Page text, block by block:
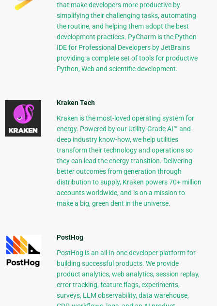
that make developers more productive by
simplifying their challenging tasks, automating
the routine, and helping them adopt the best
development practices. PyCharm is the Python
IDE for Professional Developers by JetBrains
providing a complete set of tools for productive
Python, Web and scientific development.
Kraken Tech
Kraken is the most-loved operating system for
energy. Powered by our Utility-Grade AI™ and
deep industry know-how, we help utilities
transform their technology and operations so
they can lead the energy transition. Delivering
better outcomes from generation through
distribution to supply, Kraken powers 70+ million
accounts worldwide, and is on a mission to
make a big, green dent in the universe.
PostHog
PostHog is an all-in-one developer platform for
building successful products. We provide
product analytics, web analytics, session replay,
error tracking, feature flags, experiments,
surveys, LLM observability, data warehouse,